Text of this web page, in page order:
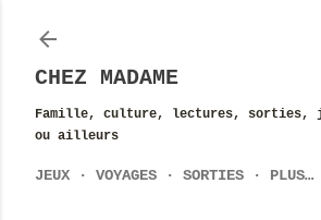
CHEZ MADAME
Famille, culture, lectures, sorties,
ou ailleurs
JEUX VOYAGES SORTIES PLUS…